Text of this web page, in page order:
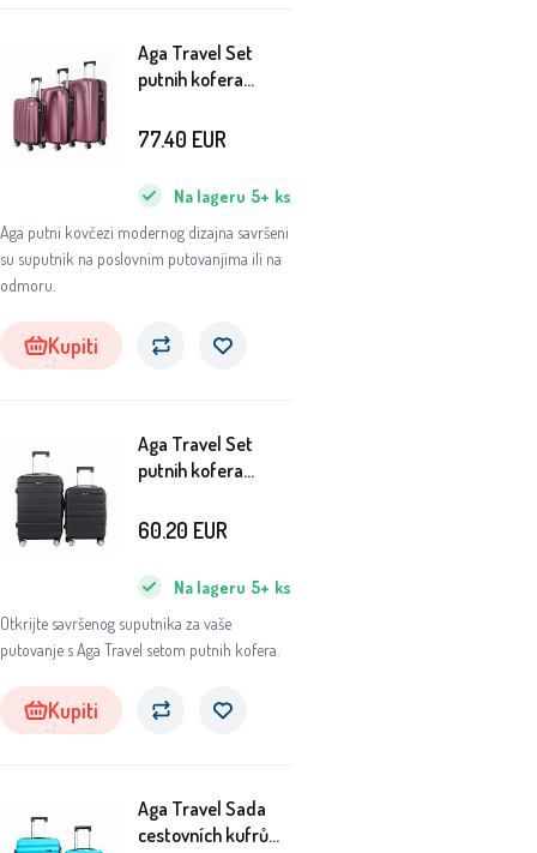
Aga Travel Set
putnih kofera
Aga putni kovčezi modernog dizajna savršeni
su suputnik na poslovnim putovanjima ili na
odmoru.
Na lageru 5+ ks
77.40 EUR
Kupiti
Aga Travel Set
putnih kofera
Otkrijte savršenog suputnika za vaše
putovanje s Aga Travel setom putnih kofera.
Na lageru 5+ ks
60.20 EUR
Kupiti
Aga Travel Sada
cestovních kufrů